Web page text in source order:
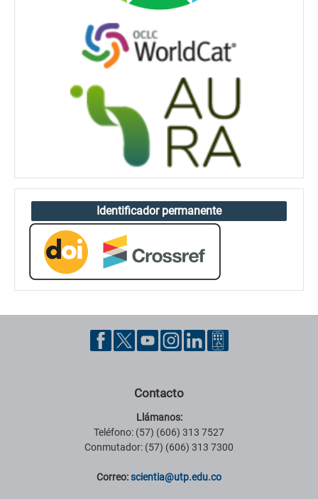
Identificador permanente
Contacto
Llámanos:
Teléfono: (57) (606) 313 7527
Conmutador: (57) (606) 313 7300
Correo:scientia@utp.edu.co